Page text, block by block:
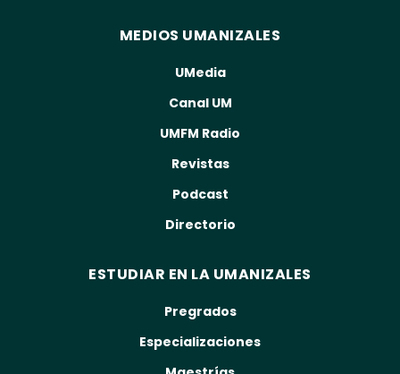
MEDIOS UMANIZALES
UMedia
Canal UM
UMFM Radio
Revistas
Podcast
Directorio
ESTUDIAR EN LA UMANIZALES
Pregrados
Especializaciones